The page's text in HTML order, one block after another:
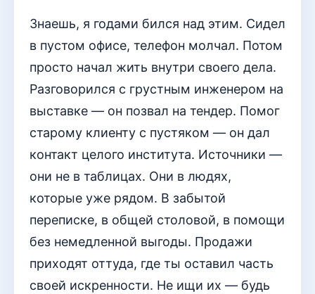
Знаешь, я годами бился над этим. Сидел
в пустом офисе, телефон молчал. Потом
просто начал жить внутри своего дела.
Разговорился с грустным инженером на
выставке — он позвал на тендер. Помог
старому клиенту с пустяком — он дал
контакт целого института. Источники —
они не в таблицах. Они в людях,
которые уже рядом. В забытой
переписке, в общей столовой, в помощи
без немедленной выгоды. Продажи
приходят оттуда, где ты оставил часть
своей искренности. Не ищи их — будь